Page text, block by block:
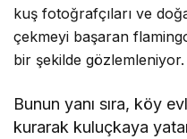
kuş fotoğrafçıları ve
çekmeyi başaran
bir şekilde gözlemleniyor.
Bunun yanı sıra, köy
kurarak kuluçkaya